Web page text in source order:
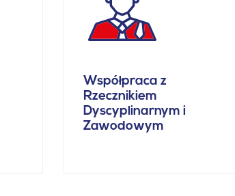
Współpraca z
Rzecznikiem
Dyscyplinarnym i
Zawodowym